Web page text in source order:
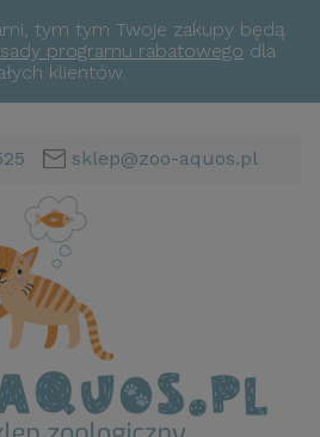
tym tym Twoje zakupy będą
programu rabatowego dla
klientów.
sklep@zoo-aquos.pl